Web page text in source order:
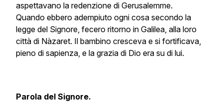
aspettavano la redenzione di Gerusalemme.
Quando ebbero adempiuto ogni cosa secondo la
legge del Signore, fecero ritorno in Galilea, alla loro
città di Nàzaret. Il bambino cresceva e si fortificava,
pieno di sapienza, e la grazia di Dio era su di lui.
Parola del Signore.